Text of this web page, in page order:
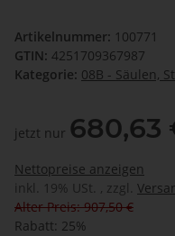
Artikelnummer: 100771
GTIN: 4251709367987
Kategorie: 08B - Säulen,
jetzt nur 680,63
Nettopreise anzeigen
inkl. 19% USt. , zzgl.
Alter Preis: 907,50 €
Rabatt: 25%